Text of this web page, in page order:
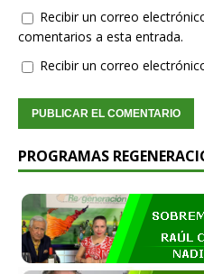
Recibir un correo
comentarios a esta entrada.
Recibir un correo
PROGRAMAS